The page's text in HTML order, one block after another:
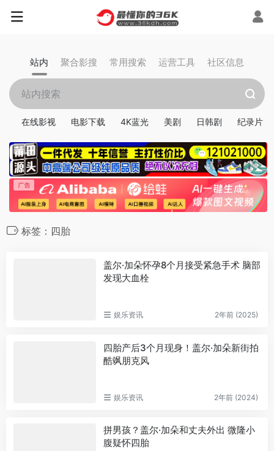
站内 聚合影搜 常用搜索 运营工具 社区信息
在线影视 电影下载 4K蓝光 美剧 日韩剧 纪录片
标签：四胎
盖尔·加朵怀孕8个月接受紧急手术 脑部
发现大血栓
娱乐资讯 2年前 (2025)
四胎产后3个月现身！盖尔·加朵新街拍
酷飒朋克风
娱乐资讯 2年前 (2024)
拼男孩？盖尔·加朵和丈夫外出 微隆小
腹疑怀四胎